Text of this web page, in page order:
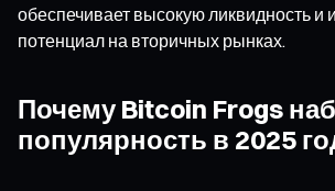
обеспечивает высокую ликвидность и
потенциал на вторичных рынках.
Почему Bitcoin Frogs
популярность в 2025